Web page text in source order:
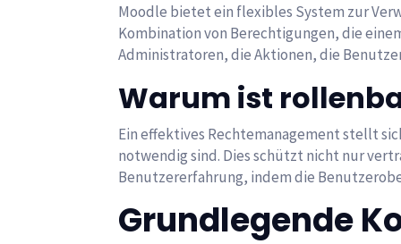
Moodle bietet ein flexibles System zur
Kombination von Berechtigungen, die
Administratoren, die Aktionen, die
Warum ist
Ein effektives Rechtemanagement stellt
notwendig sind. Dies schützt nicht nur
Benutzererfahrung, indem die
Grundlegende